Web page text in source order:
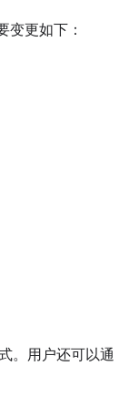
变更如下：
。用户还可以通